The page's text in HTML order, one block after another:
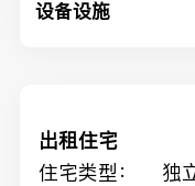
设备设施
出租住宅
住宅类型：
独